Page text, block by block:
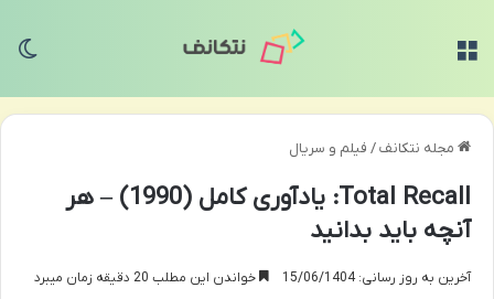
مجله نتکانف/ فیلم و سریال
Total Recall: یادآوری کامل (1990) – هر
آنچه باید بدانید
آخرین به روز رسانی: 15/06/1404 خواندن این مطلب 20 دقیقه زمان میبرد